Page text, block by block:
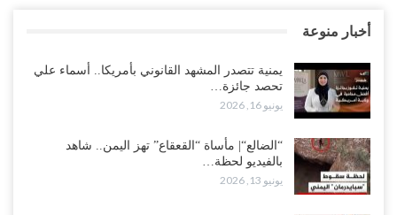
أخبار منوعة
يمنية تتصدر المشهد القانوني بأمريكا.. أسماء علي
تحصد جائزة…
يونيو 16, 2026
“الضالع“| مأساة “القعقاع” تهز اليمن.. شاهد
بالفيديو لحظة…
يونيو 13, 2026